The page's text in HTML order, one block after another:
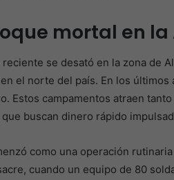
mortal en
se desató en la zona de
el norte del país. En los
Estos campamentos atraen
buscan dinero rápido
como una operación
cuando un equipo de 80